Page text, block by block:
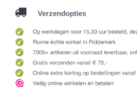
Verzendopties